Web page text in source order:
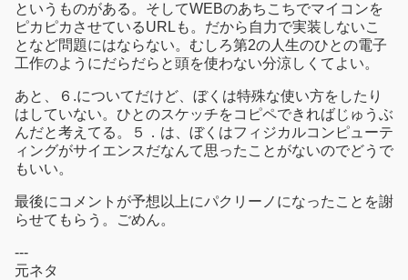
というものがある。そしてWEBのあちこちでマイコンを
ピカピカさせているURLも。だから自力で実装しないこ
となど問題にはならない。むしろ第2の人生のひとの電子
工作のようにだらだらと頭を使わない分涼しくてよい。
あと、６.についてだけど、ぼくは特殊な使い方をしたり
はしていない。ひとのスケッチをコピペできればじゅうぶ
んだと考えてる。５．は、ぼくはフィジカルコンピューテ
ィングがサイエンスだなんて思ったことがないのでどうで
もいい。
最後にコメントが予想以上にパクリーノになったことを謝
らせてもらう。ごめん。
---
元ネタ